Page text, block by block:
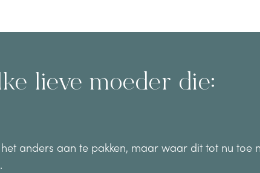
lieve moeder die:
anders aan te pakken, maar waar dit tot nu toe